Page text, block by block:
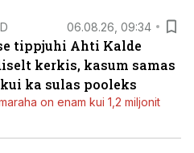
06.08.26, 09:34
tippjuhi Ahti Kalde
kerkis, kasum samas
ka sulas pooleks
on enam kui 1,2 miljonit